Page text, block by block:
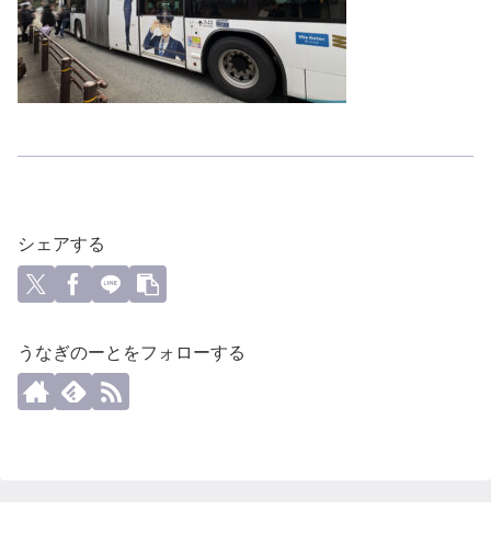
シェアする
うなぎのーとをフォローする